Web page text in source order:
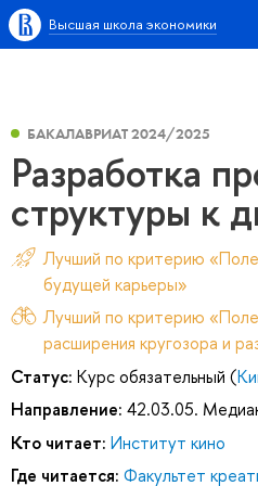
Высшая школа экономики
БАКАЛАВРИАТ 2024/2025
Разработка
структуры к
Лучший по критерию
будущей карьеры»
Лучший по критерию
расширения кругозора и
Статус: Курс обязательный (
Направление: 42.03.05.
Кто читает: Институт кино
Где читается: Факультет